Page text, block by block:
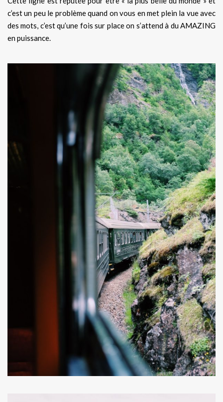
c’est un peu le problème quand on vous en met plein la vue avec
des mots, c’est qu’une fois sur place on s’attend à du AMAZING
en puissance.